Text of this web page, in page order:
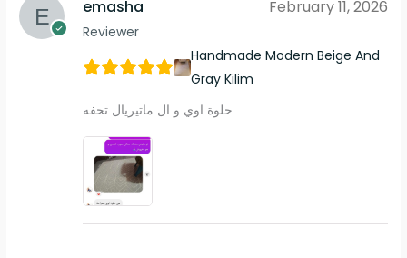
emasha
Reviewer
February 11, 2026
Handmade Modern Beige And
Gray Kilim
حلوة اوي و ال ماتيريال تحفه